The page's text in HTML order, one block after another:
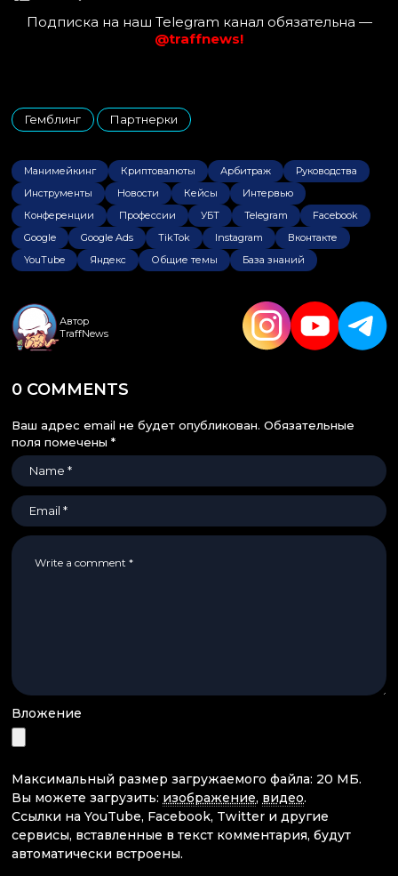
Подписка на наш Telegram канал обязательна —
@traffnews!
Гемблинг
,
Партнерки
Манимейкинг Криптовалюты Арбитраж
Руководства
Инструменты
Новости Кейсы
Интервью
Конференции
Профессии УБТ Telegram
Facebook
Google
Google Ads TikTok Instagram
Вконтакте
YouTube
Яндекс Общие темы База знаний
Автор
TraffNews
0 COMMENTS
Ваш адрес email не будет опубликован. Обязательные
поля помечены *
Вложение
Максимальный размер загружаемого файла: 20 МБ.
Вы можете загрузить: изображение, видео.
Ссылки на YouTube, Facebook, Twitter и другие
сервисы, вставленные в текст комментария, будут
автоматически встроены.